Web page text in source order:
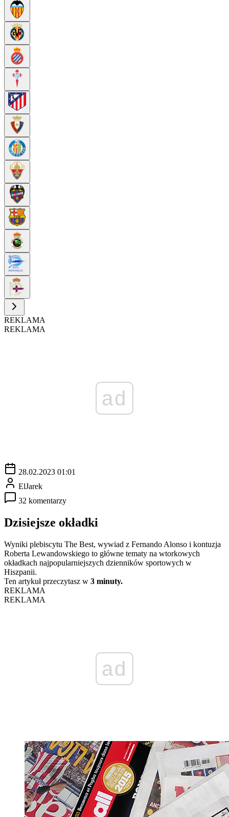
REKLAMA
REKLAMA
ad
28.02.2023 01:01
ElJarek
32 komentarzy
Dzisiejsze okładki
Wyniki plebiscytu The Best, wywiad z Fernando Alonso i kontuzja
Roberta Lewandowskiego to główne tematy na wtorkowych
okładkach najpopularniejszych dzienników sportowych w
Hiszpanii.
Ten artykuł przeczytasz w 3 minuty.
REKLAMA
REKLAMA
ad